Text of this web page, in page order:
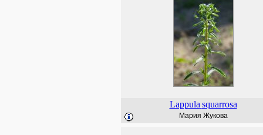
Lappula squarrosa
Мария Жукова